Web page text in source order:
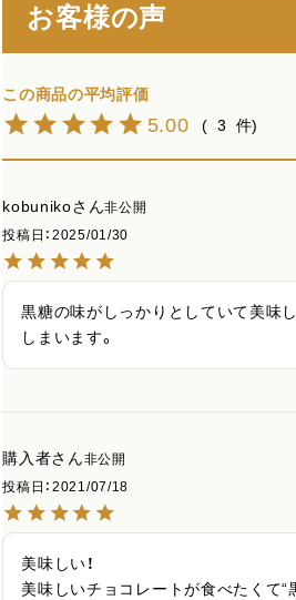
お客様の声
5.00 3
kobuniko
非公開
投稿日
2025/01/30
黒糖の味がしっかりとしていて美味
しまいます。
購入者
非公開
投稿日
2021/07/18
美味しい！
美味しいチョコレートが食べたくて“